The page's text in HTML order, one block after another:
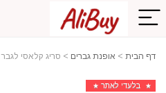
דף הבית > אופנת גברים > סריג קלאסי לגבר NAUTICA נאוטיקה – מבחר צבעים
בלעדי לאתר